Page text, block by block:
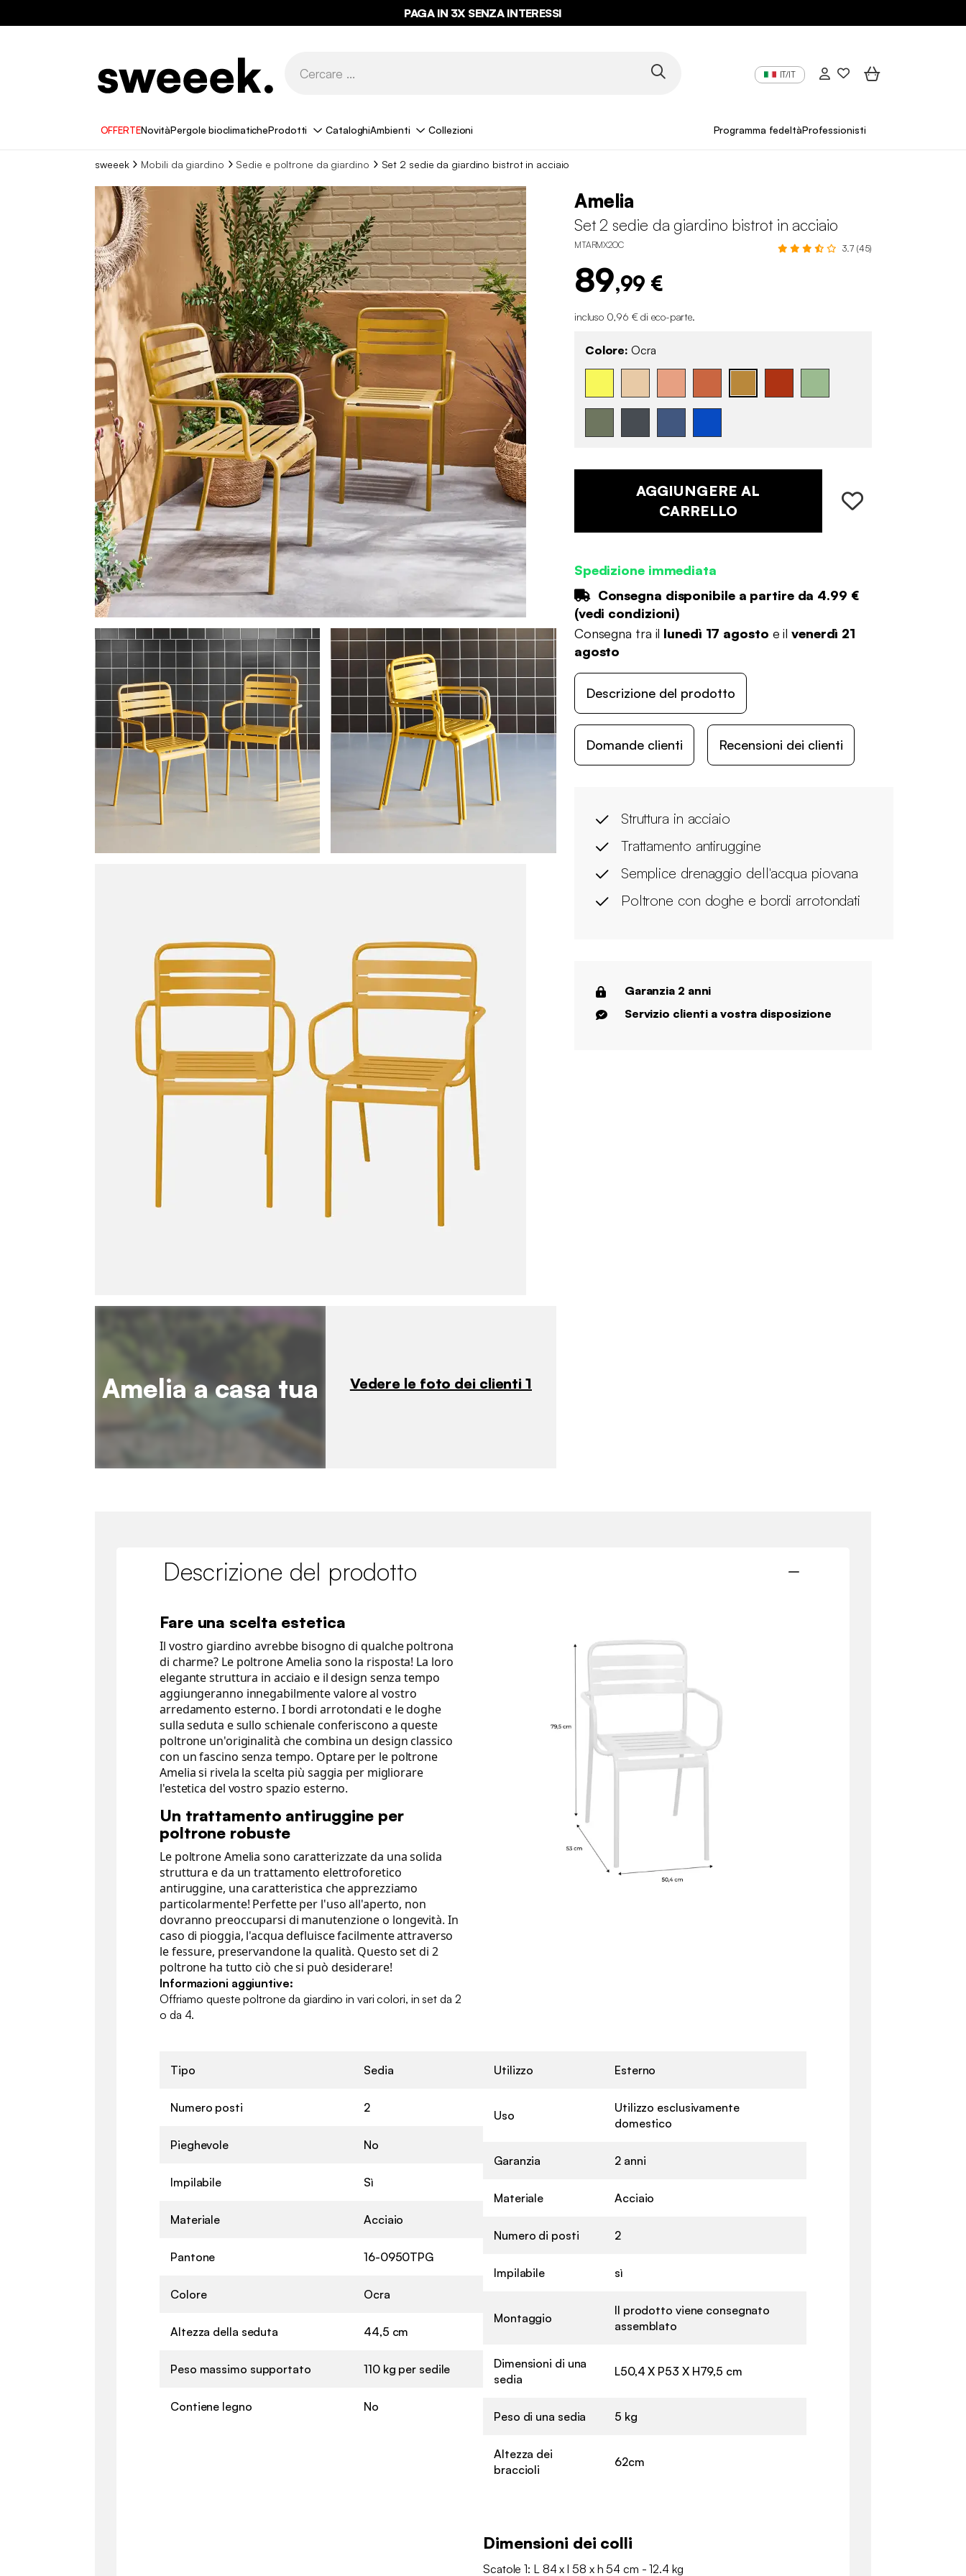
PAGA IN 3X SENZA INTERESSI
IT/IT
OFFERTENovitàPergole bioclimaticheProdotti CataloghiAmbienti Collezioni Programma fedeltàProfessionisti
sweeek Mobili da giardino Sedie e poltrone da giardino Set 2 sedie da giardino bistrot in acciaio
Amelia a casa tua Vedere le foto dei clienti 1
Amelia
Set 2 sedie da giardino bistrot in acciaio
MTARMX2OC 3.7 (45)
89,99 €
incluso 0,96 € di eco-parte.
Colore: Ocra
AGGIUNGERE AL
CARRELLO
Spedizione immediata
Consegna disponibile a partire da 4.99 €
(vedi condizioni)
Consegna tra il lunedì 17 agosto e ilvenerdì 21
agosto
Descrizione del prodotto
Domande clienti Recensioni dei clienti
Struttura in acciaio
Trattamento antiruggine
Semplice drenaggio dell'acqua piovana
Poltrone con doghe e bordi arrotondati
Garanzia 2 anni
Servizio clienti a vostra disposizione
Descrizione del prodotto
Fare una scelta estetica
Il vostro giardino avrebbe bisogno di qualche poltrona
di charme? Le poltrone Amelia sono la risposta! La loro
elegante struttura in acciaio e il design senza tempo
aggiungeranno innegabilmente valore al vostro
arredamento esterno. I bordi arrotondati e le doghe
sulla seduta e sullo schienale conferiscono a queste
poltrone un'originalità che combina un design classico
con un fascino senza tempo. Optare per le poltrone
Amelia si rivela la scelta più saggia per migliorare
l'estetica del vostro spazio esterno.
Un trattamento antiruggine per
poltrone robuste
Le poltrone Amelia sono caratterizzate da una solida
struttura e da un trattamento elettroforetico
antiruggine, una caratteristica che apprezziamo
particolarmente! Perfette per l'uso all'aperto, non
dovranno preoccuparsi di manutenzione o longevità. In
caso di pioggia, l'acqua defluisce facilmente attraverso
le fessure, preservandone la qualità. Questo set di 2
poltrone ha tutto ciò che si può desiderare!
Informazioni aggiuntive:
Offriamo queste poltrone da giardino in vari colori, in set da 2
o da 4.
Tipo Sedia
Numero posti 2
Pieghevole No
Impilabile Sì
Materiale Acciaio
Pantone 16-0950TPG
Colore Ocra
Altezza della seduta 44,5 cm
Peso massimo supportato 110 kg per sedile
Contiene legno No
Utilizzo Esterno
Uso
Utilizzo esclusivamente
domestico
Garanzia 2 anni
Materiale Acciaio
Numero di posti 2
Impilabile sì
Montaggio
Il prodotto viene consegnato
assemblato
Dimensioni di una
sedia
L50,4 X P53 X H79,5 cm
Peso di una sedia 5 kg
Altezza dei
braccioli
62cm
Dimensioni dei colli
Scatole 1: L 84 x l 58 x h 54 cm - 12.4 kg